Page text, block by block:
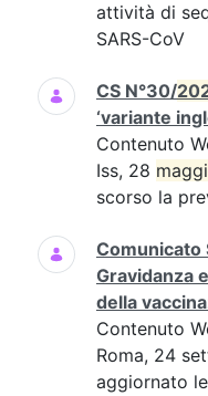
attività di
SARS-CoV
CS N°30/
‘variante
Contenuto
Iss, 28
scorso la
Comunicato
Gravidanza
della
Contenuto
Roma, 24
aggiornato